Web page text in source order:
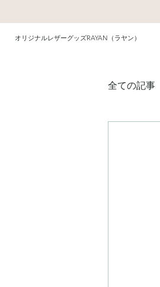
オリジナルレザーグッズRAYAN（ラヤン）
全ての記事